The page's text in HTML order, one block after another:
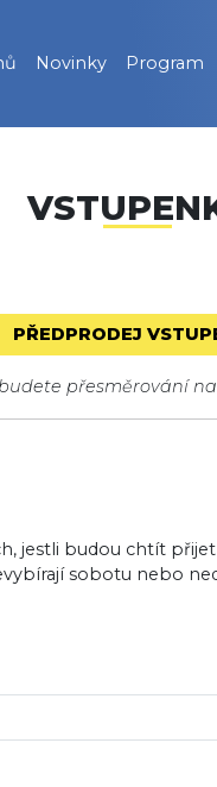
Novinky Program
PŘEDPRODEJ
přesměrování
jestli budou chtít
sobotu nebo